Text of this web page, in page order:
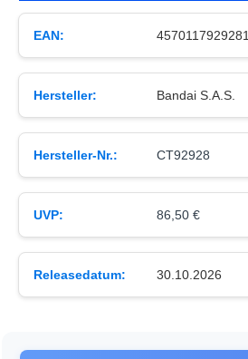
EAN: 4570117929281
Hersteller: Bandai S.A.S.
Hersteller-Nr.: CT92928
UVP: 86,50 €
Releasedatum: 30.10.2026